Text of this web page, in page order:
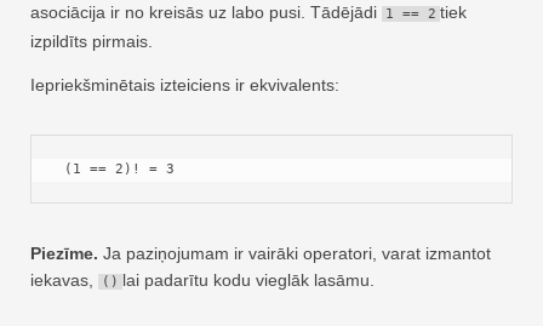
asociācija ir no kreisās uz labo pusi. Tādējādi
1 == 2 tiek
izpildīts pirmais.
Iepriekšminētais izteiciens ir ekvivalents:
(1 == 2)! = 3
Piezīme. Ja paziņojumam ir vairāki operatori, varat izmantot
iekavas,
() lai padarītu kodu vieglāk lasāmu.